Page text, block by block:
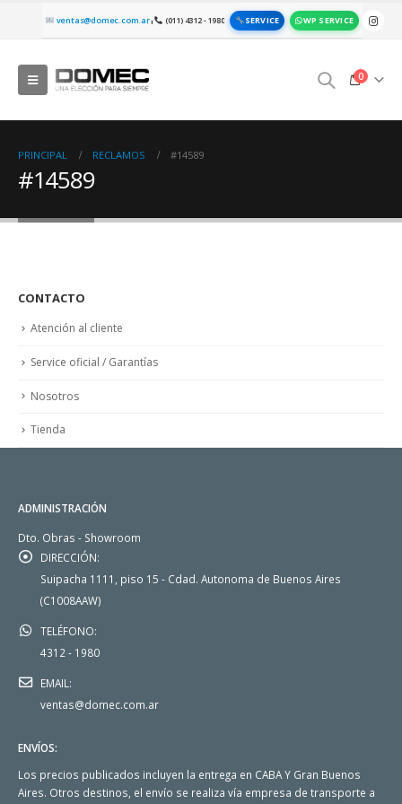
ventas@domec.com.ar| (011) 4312 - 1980 SERVICE WP SERVICE
0
PRINCIPAL RECLAMOS #14589
#14589
CONTACTO
Atención al cliente
Service oficial / Garantías
Nosotros
Tienda
ADMINISTRACIÓN
Dto. Obras - Showroom
DIRECCIÓN:
Suipacha 1111, piso 15 - Cdad. Autonoma de Buenos Aires
(C1008AAW)
TELÉFONO:
4312 - 1980
EMAIL:
ventas@domec.com.ar
ENVÍOS:
Los precios publicados incluyen la entrega en CABA Y Gran Buenos
Aires. Otros destinos, el envío se realiza vía empresa de transporte a